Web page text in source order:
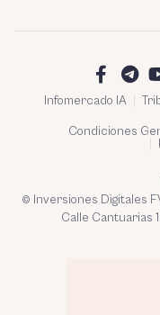
Infomercado IA
Condiciones
© Inversiones Digitales
Calle Cantuarias